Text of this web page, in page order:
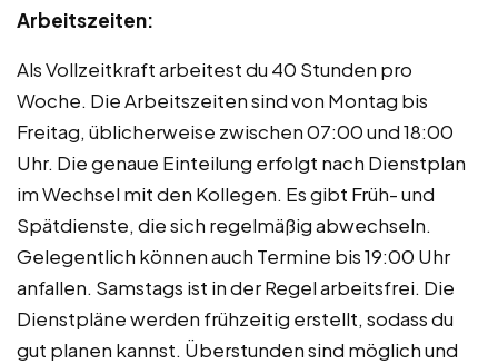
Arbeitszeiten:
Als Vollzeitkraft arbeitest du 40 Stunden pro
Woche. Die Arbeitszeiten sind von Montag bis
Freitag, üblicherweise zwischen 07:00 und 18:00
Uhr. Die genaue Einteilung erfolgt nach Dienstplan
im Wechsel mit den Kollegen. Es gibt Früh- und
Spätdienste, die sich regelmäßig abwechseln.
Gelegentlich können auch Termine bis 19:00 Uhr
anfallen. Samstags ist in der Regel arbeitsfrei. Die
Dienstpläne werden frühzeitig erstellt, sodass du
gut planen kannst. Überstunden sind möglich und